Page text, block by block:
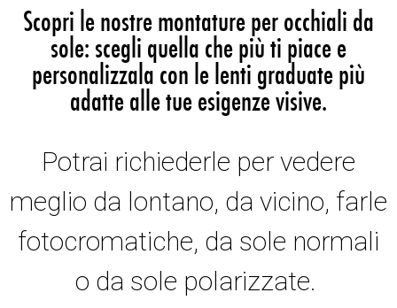
Scopri le nostre montature per occhiali da
sole: scegli quella che più ti piace e
personalizzala con le lenti graduate più
adatte alle tue esigenze visive.
Potrai richiederle per vedere
meglio da lontano, da vicino, farle
fotocromatiche, da sole normali
o da sole polarizzate.